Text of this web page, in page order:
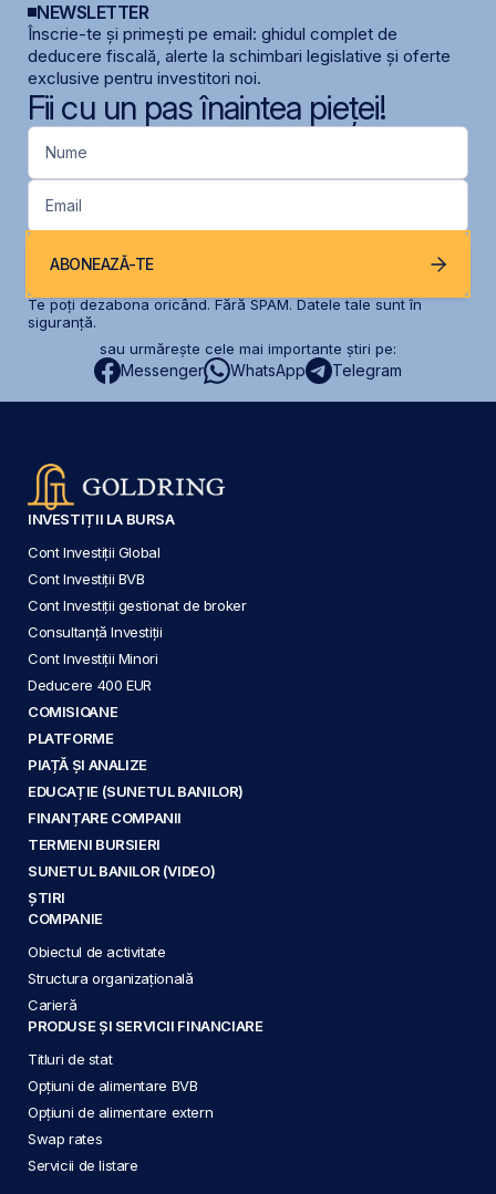
NEWSLETTER
Înscrie-te și primești pe email: ghidul complet de
deducere fiscală, alerte la schimbari legislative și oferte
exclusive pentru investitori noi.
Fii cu un pas înaintea pieței!
Nume
Email
ABONEAZĂ-TE
Te poți dezabona oricând. Fără SPAM. Datele tale sunt în
siguranță.
sau urmărește cele mai importante știri pe:
Messenger WhatsApp Telegram
INVESTIȚII LA BURSA
Cont Investiții Global
Cont Investiții BVB
Cont Investiții gestionat de broker
Consultanță Investiții
Cont Investiții Minori
Deducere 400 EUR
COMISIOANE
PLATFORME
PIAȚĂ ȘI ANALIZE
EDUCAȚIE (SUNETUL BANILOR)
FINANȚARE COMPANII
TERMENI BURSIERI
SUNETUL BANILOR (VIDEO)
ȘTIRI
COMPANIE
Obiectul de activitate
Structura organizațională
Carieră
PRODUSE ȘI SERVICII FINANCIARE
Titluri de stat
Opțiuni de alimentare BVB
Opțiuni de alimentare extern
Swap rates
Servicii de listare